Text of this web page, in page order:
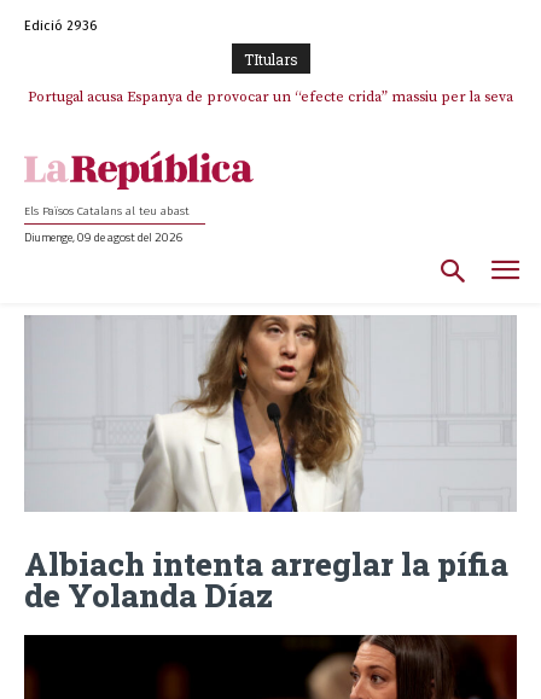
Edició 2936
TItulars
Portugal acusa Espanya de provocar un “efecte crida” massiu per la seva
El col·lapse de l’operació de Marc Puigtió a Girona: desbandada de
Els Països Catalans al teu abast
Diumenge, 09 de agost del 2026
Albiach intenta arreglar la pífia
de Yolanda Díaz